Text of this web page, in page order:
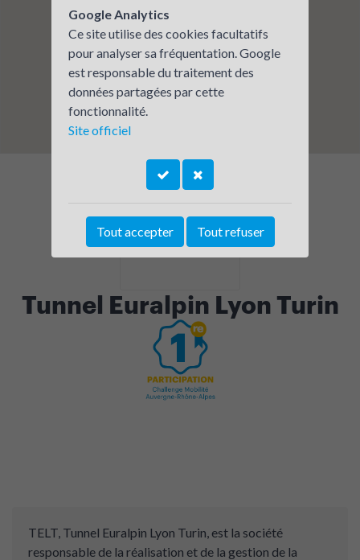
Tunnel Euralpin Lyon Turin
TELT, Tunnel Euralpin Lyon Turin, est la société
responsable de la réalisation et de la gestion de la
Google Analytics
Ce site utilise des cookies facultatifs
pour analyser sa fréquentation. Google
est responsable du traitement des
données partagées par cette
fonctionnalité.
Site officiel
Tout accepter Tout refuser